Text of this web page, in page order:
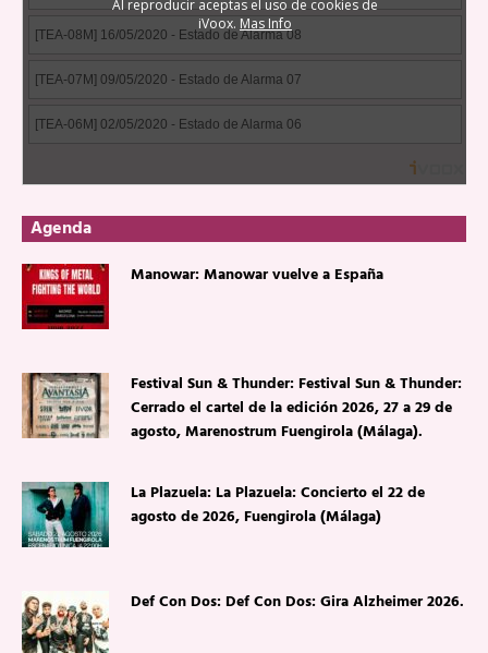
Agenda
Manowar: Manowar vuelve a España
Festival Sun & Thunder: Festival Sun & Thunder:
Cerrado el cartel de la edición 2026, 27 a 29 de
agosto, Marenostrum Fuengirola (Málaga).
La Plazuela: La Plazuela: Concierto el 22 de
agosto de 2026, Fuengirola (Málaga)
Def Con Dos: Def Con Dos: Gira Alzheimer 2026.